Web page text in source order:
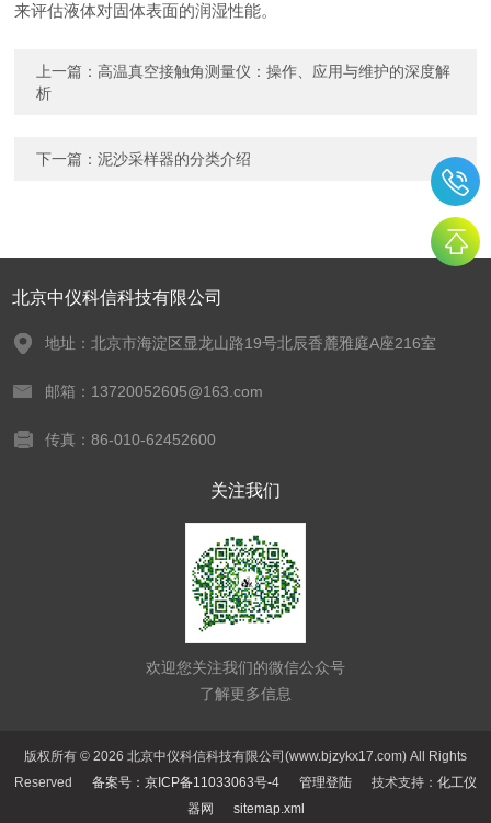
来评估液体对固体表面的润湿性能。
上一篇：高温真空接触角测量仪：操作、应用与维护的深度解
析
下一篇：泥沙采样器的分类介绍
北京中仪科信科技有限公司
地址：北京市海淀区显龙山路19号北辰香麓雅庭A座216室
邮箱：13720052605@163.com
传真：86-010-62452600
关注我们
欢迎您关注我们的微信公众号
了解更多信息
版权所有 © 2026 北京中仪科信科技有限公司(www.bjzykx17.com) All Rights
Reserved 备案号：京ICP备11033063号-4 管理登陆 技术支持： 化工仪
器网
sitemap.xml